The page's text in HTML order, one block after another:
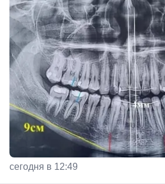
сегодня в 12:49